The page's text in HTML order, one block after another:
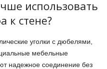
использовать
к стене?
уголки с дюбелями,
мебельные
надежное соединение без